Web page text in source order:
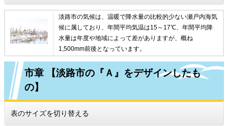
淡路市の気候は、温暖で降水量の比較的少ない瀬戸内海気
候に属しており、年間平均気温は15～17℃、年間平均降
水量は年度や地域によって差がありますが、概ね
1,500mm前後となっています。
市章 【淡路市の『Ａ』をデザインしたも
の】
表のサイズを切り替える